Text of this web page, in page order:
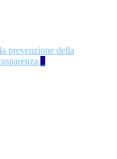
prevenzione della
4